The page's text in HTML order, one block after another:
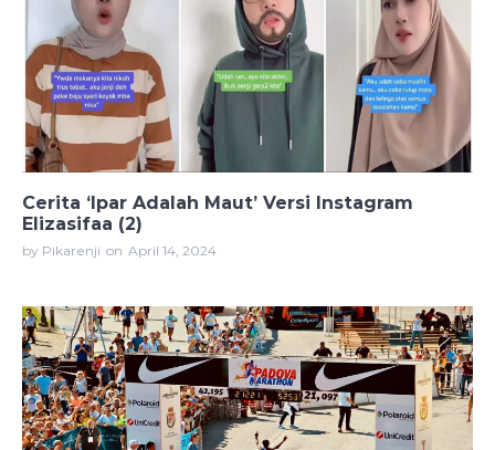
Cerita ‘Ipar Adalah Maut’ Versi Instagram
Elizasifaa (2)
by Pikarenji on April 14, 2024